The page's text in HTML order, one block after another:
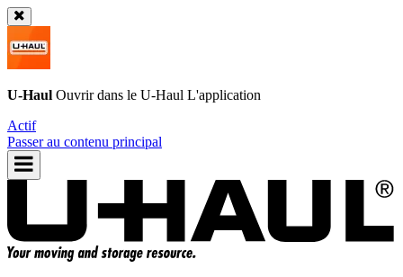
U-Haul Ouvrir dans le U-Haul L'application
Actif
Passer au contenu principal